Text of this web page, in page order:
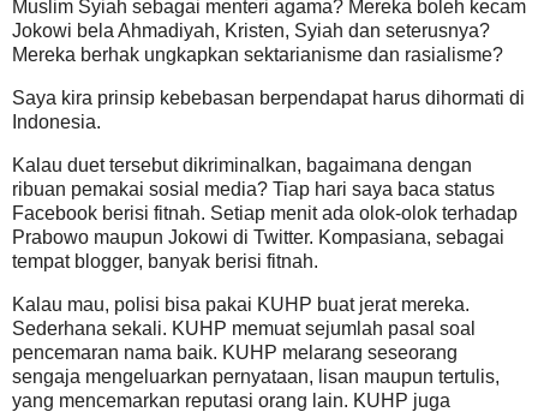
Muslim Syiah sebagai menteri agama? Mereka boleh kecam
Jokowi bela Ahmadiyah, Kristen, Syiah dan seterusnya?
Mereka berhak ungkapkan sektarianisme dan rasialisme?
Saya kira prinsip kebebasan berpendapat harus dihormati di
Indonesia.
Kalau duet tersebut dikriminalkan, bagaimana dengan
ribuan pemakai sosial media? Tiap hari saya baca status
Facebook berisi fitnah. Setiap menit ada olok-olok terhadap
Prabowo maupun Jokowi di Twitter. Kompasiana, sebagai
tempat blogger, banyak berisi fitnah.
Kalau mau, polisi bisa pakai KUHP buat jerat mereka.
Sederhana sekali. KUHP memuat sejumlah pasal soal
pencemaran nama baik. KUHP melarang seseorang
sengaja mengeluarkan pernyataan, lisan maupun tertulis,
yang mencemarkan reputasi orang lain. KUHP juga